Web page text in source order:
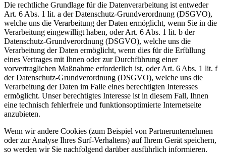
Die rechtliche Grundlage für die Datenverarbeitung ist entweder
Art. 6 Abs. 1 lit. a der Datenschutz-Grundverordnung (DSGVO),
welche uns die Verarbeitung der Daten ermöglicht, wenn Sie in die
Verarbeitung eingewilligt haben, oder Art. 6 Abs. 1 lit. b der
Datenschutz-Grundverordnung (DSGVO), welche uns die
Verarbeitung der Daten ermöglicht, wenn dies für die Erfüllung
eines Vertrages mit Ihnen oder zur Durchführung einer
vorvertraglichen Maßnahme erforderlich ist, oder Art. 6 Abs. 1 lit. f
der Datenschutz-Grundverordnung (DSGVO), welche uns die
Verarbeitung der Daten im Falle eines berechtigten Interesses
ermöglicht. Unser berechtigtes Interesse ist in diesem Fall, Ihnen
eine technisch fehlerfreie und funktionsoptimierte Internetseite
anzubieten.
Wenn wir andere Cookies (zum Beispiel von Partnerunternehmen
oder zur Analyse Ihres Surf-Verhaltens) auf Ihrem Gerät speichern,
so werden wir Sie nachfolgend darüber ausführlich informieren.